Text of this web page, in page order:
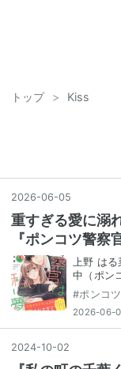
トップ > Kiss
2026-06-05
重すぎる愛に溺
『ポンコツ警察
上野 はる
中（ポン
#ポンコ
2026-06-
2024-10-02